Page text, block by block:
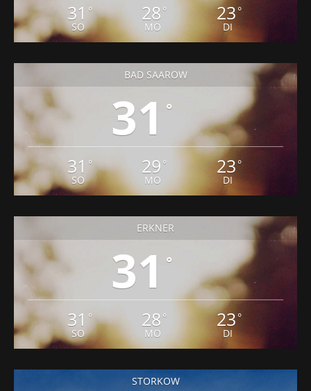
31 °
SO
28 °
MO
23 °
DI
BAD SAAROW
31 °
31 °
SO
29 °
MO
23 °
DI
ERKNER
31 °
31 °
SO
28 °
MO
23 °
DI
STORKOW